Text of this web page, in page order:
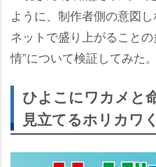
ように、制作者側の意図
ネットで盛り上がること
情”について検証してみた。
ひよこにワカメと
見立てるホリカワ